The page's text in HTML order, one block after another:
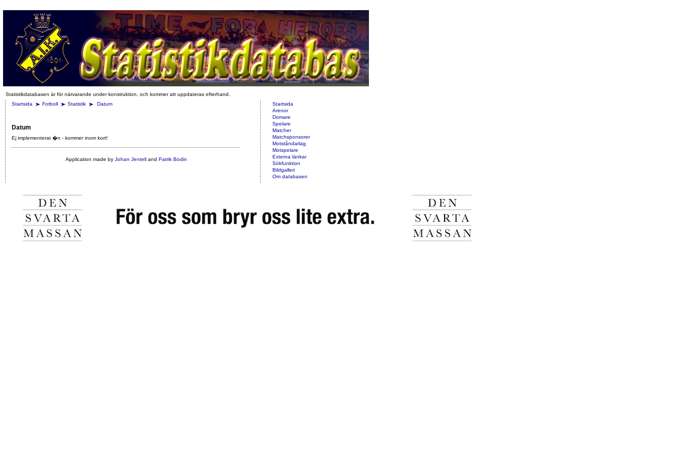
Statistikdatabasen är för närvarande under konstruktion, och kommer att uppdateras efterhand.
Startsida
Fotboll Statistik Datum
Datum
Ej implementerat �n - kommer inom kort!
Application made by Johan Jentelland Patrik Bodin
Startsida
Arenor
Domare
Spelare
Matcher
Matchsponsorer
Motståndarlag
Motspelare
Externa länkar
Sökfunktion
Bildgalleri
Om databasen